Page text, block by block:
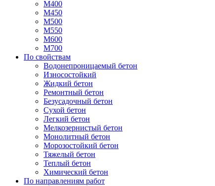
М400
М450
М500
М550
М600
М700
По свойствам
Водонепроницаемый бетон
Износостойкий
Жидкий бетон
Ремонтный бетон
Безусадочный бетон
Сухой бетон
Легкий бетон
Мелкозернистый бетон
Монолитный бетон
Морозостойкий бетон
Тяжелый бетон
Теплый бетон
Химический бетон
По направлениям работ